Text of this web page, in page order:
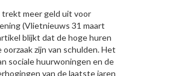
trekt meer geld uit voor
(Vlietnieuws 31 maart
blijkt dat de hoge huren
zijn van schulden. Het
sociale huurwoningen en de
van de laatste jaren